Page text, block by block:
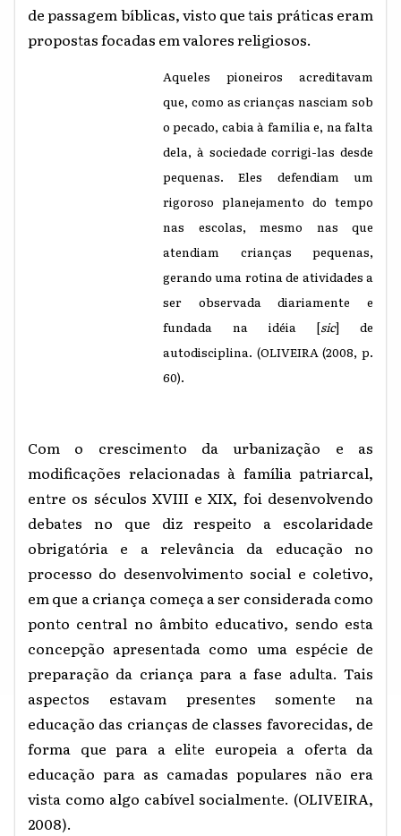
de passagem bíblicas, visto que tais práticas eram
propostas focadas em valores religiosos.
Aqueles pioneiros acreditavam
que, como as crianças nasciam sob
o pecado, cabia à família e, na falta
dela, à sociedade corrigi-las desde
pequenas. Eles defendiam um
rigoroso planejamento do tempo
nas escolas, mesmo nas que
atendiam crianças pequenas,
gerando uma rotina de atividades a
ser observada diariamente e
fundada na idéia [sic] de
autodisciplina. (OLIVEIRA (2008, p.
60).
Com o crescimento da urbanização e as
modificações relacionadas à família patriarcal,
entre os séculos XVIII e XIX, foi desenvolvendo
debates no que diz respeito a escolaridade
obrigatória e a relevância da educação no
processo do desenvolvimento social e coletivo,
em que a criança começa a ser considerada como
ponto central no âmbito educativo, sendo esta
concepção apresentada como uma espécie de
preparação da criança para a fase adulta. Tais
aspectos estavam presentes somente na
educação das crianças de classes favorecidas, de
forma que para a elite europeia a oferta da
educação para as camadas populares não era
vista como algo cabível socialmente. (OLIVEIRA,
2008).